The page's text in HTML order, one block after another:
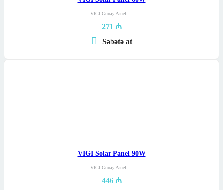
VIGI Günəş Paneli…
271 ₼
Səbətə at
VIGI Solar Panel 90W
VIGI Günəş Paneli…
446 ₼